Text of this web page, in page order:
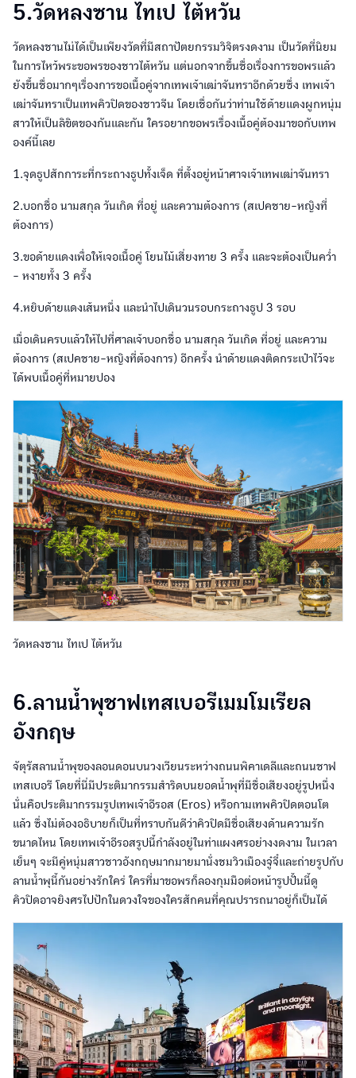
5.วัดหลงซาน ไทเป ไต้หวัน
วัดหลงชานไม่ได้เป็นเพียงวัดที่มีสถาปัตยกรรมวิจิตรงดงาม เป็นวัดที่นิยม
ในการไหว้พระขอพรของชาวไต้หวัน แต่นอกจากขึ้นชื่อเรื่องการขอพรแล้ว
ยังขึ้นชื่อมากๆเรื่องการขอเนื้อคู่จากเทพเจ้าเฒ่าจันทราอีกด้วยซึ่ง เทพเจ้า
เฒ่าจันทราเป็นเทพคิวปิดของชาวจีน โดยเชื่อกันว่าท่านใช้ด้ายแดงผูกหนุ่ม
สาวให้เป็นลิขิตของกันและกัน ใครอยากขอพรเรื่องเนื้อคู่ต้องมาขอกับเทพ
องค์นี้เลย
1.จุดธูปสักการะที่กระถางธูปทั้งเจ็ด ที่ตั้งอยู่หน้าศาจเจ้าเทพเฒ่าจันทรา
2.บอกชื่อ นามสกุล วันเกิด ที่อยู่ และความต้องการ (สเปคชาย-หญิงที่
ต้องการ)
3.ขอด้ายแดงเพื่อให้เจอเนื้อคู่ โยนไม้เสี่ยงทาย 3 ครั้ง และจะต้องเป็นคว่ำ
- หงายทั้ง 3 ครั้ง
4.หยิบด้ายแดงเส้นหนึ่ง และนำไปเดินวนรอบกระถางธูป 3 รอบ
เมื่อเดินครบแล้วให้ไปที่ศาลเจ้าบอกชื่อ นามสกุล วันเกิด ที่อยู่ และความ
ต้องการ (สเปคชาย-หญิงที่ต้องการ) อีกครั้ง นำด้ายแดงติดกระเป๋าไว้จะ
ได้พบเนื้อคู่ที่หมายปอง
วัดหลงซาน ไทเป ไต้หวัน
6.ลานน้ำพุชาฟเทสเบอรีเมมโมเรียล
อังกฤษ
จัตุรัสลานน้ำพุของลอนดอนบนวงเวียนระหว่างถนนพิคาเดลีและถนนชาฟ
เทสเบอรี โดยที่นี่มีประติมากรรมสำริดบนยอดน้ำพุที่มีชื่อเสียงอยู่รูปหนึ่ง
นั่นคือประติมากรรมรูปเทพเจ้าอีรอส (Eros) หรือกามเทพคิวปิดตอนโต
แล้ว ซึ่งไม่ต้องอธิบายก็เป็นที่ทราบกันดีว่าคิวปิดมีชื่อเสียงด้านความรัก
ขนาดไหน โดยเทพเจ้าอีรอสรูปนี้กำลังอยู่ในท่าแผงศรอย่างงดงาม ในเวลา
เย็นๆ จะมีคู่หนุ่มสาวชาวอังกฤษมากมายมานั่งชมวิวเมืองจู๋จี๋และถ่ายรูปกับ
ลานน้ำพุนี้กันอย่างรักใคร่ ใครที่มาขอพรก็ลองกุมมือต่อหน้ารูปปั้นนี้ดู
คิวปิดอาจยิงศรไปปักในดวงใจของใครสักคนที่คุณปรารถนาอยู่ก็เป็นได้